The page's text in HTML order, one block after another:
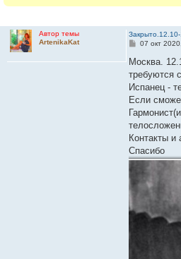
Автор темы
ArtenikaKat
С
о
щ
е
и
е
07 окт
Москва.
требуются
Испанец -
Если
Контакты
Спасибо